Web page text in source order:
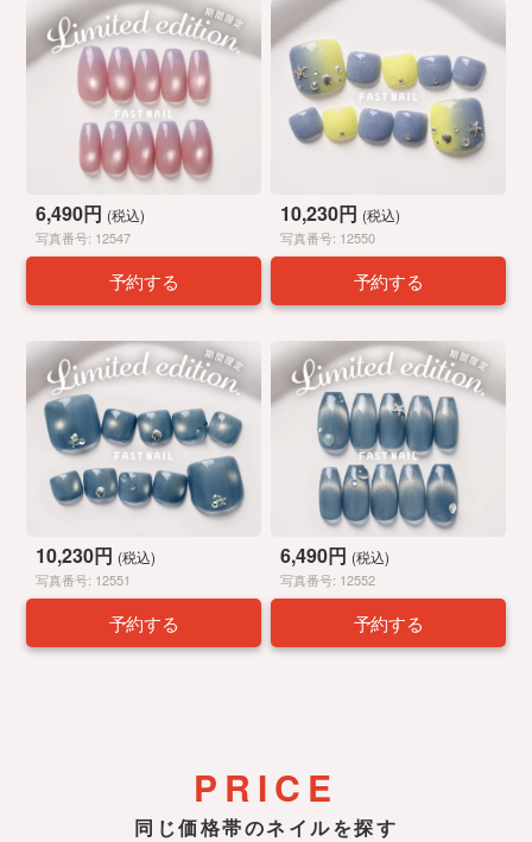
6,490円 (税込)
写真番号: 12547
予約する
10,230円 (税込)
写真番号: 12550
予約する
10,230円 (税込)
写真番号: 12551
予約する
6,490円 (税込)
写真番号: 12552
予約する
PRICE
同じ価格帯のネイルを探す